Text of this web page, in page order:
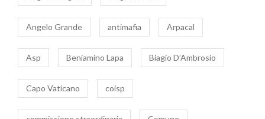
Angelo Grande antimafia Arpacal
Asp Beniamino Lapa Biagio D’Ambrosio
Capo Vaticano coisp